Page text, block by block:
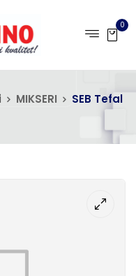
0
MIKSERI
SEB Tefal